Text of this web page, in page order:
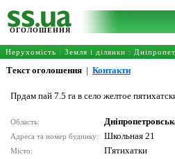
ОГОЛОШЕННЯ
Нерухомість : Земля і ділянки :
Текст оголошення | Контакти
Прдам пай 7.5 га в село желтое
Область:
Адреса та номер будинку: Школьная 21
Місто: П'ятихатки